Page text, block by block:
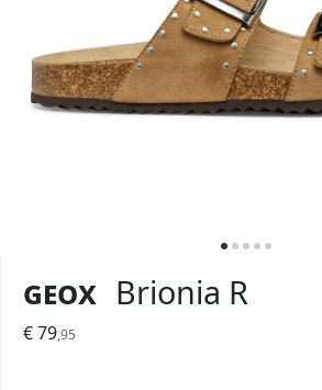
Geox Brionia R
€ 79,95